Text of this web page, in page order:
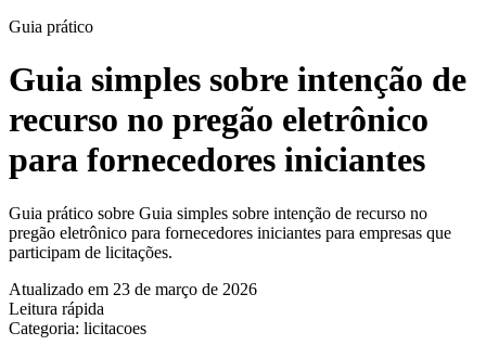
Guia prático
Guia simples sobre intenção de
recurso no pregão eletrônico
para fornecedores iniciantes
Guia prático sobre Guia simples sobre intenção de recurso no
pregão eletrônico para fornecedores iniciantes para empresas que
participam de licitações.
Atualizado em 23 de março de 2026
Leitura rápida
Categoria: licitacoes